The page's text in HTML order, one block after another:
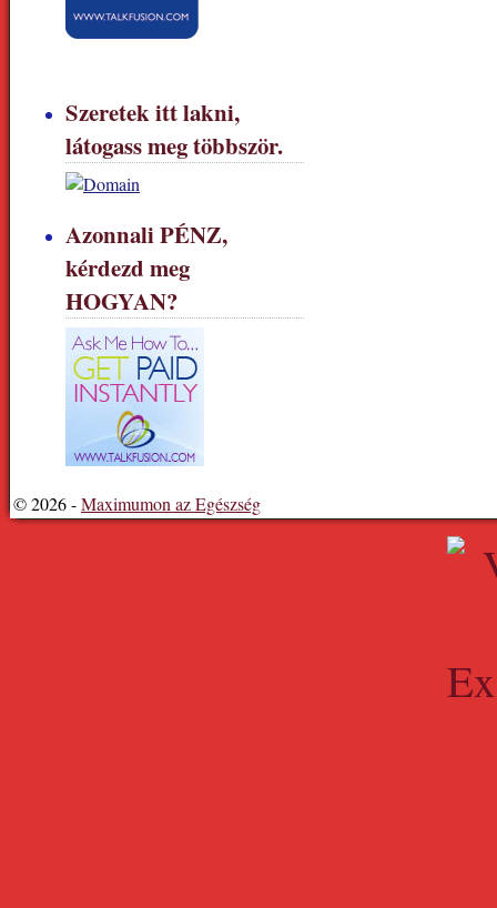
Szeretek itt lakni,
látogass meg többször.
Azonnali PÉNZ,
kérdezd meg
HOGYAN?
© 2026 -Maximumon az Egészség